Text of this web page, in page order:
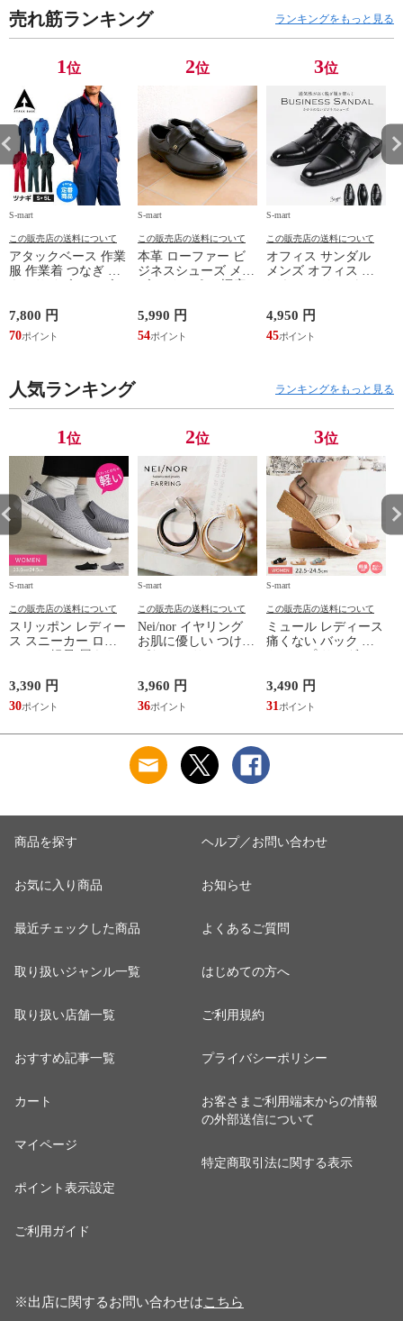
売れ筋ランキング ランキングをもっと見る
1位
S-mart
この販売店の送料について
アタックベース 作業
服 作業着 つなぎ 大
オーバーオール ユニ
フォーム サロペット
整備士 車 バイク 汚
7,800 円
70
2位
S-mart
この販売店の送料について
本革 ローファー ビ
ジネスシューズ メン
3002 3003 3004 3005
5,990 円
54
3位
S-mart
この販売店の送料について
オフィス サンダル
メンズ オフィス ビ
性 つっかけ 履きや
すい 痛くない 室内
履き オフィス履き
ネススリッパ ストレ
ブラック 黒 311 312
4,950 円
45
人気ランキング ランキングをもっと見る
1位
S-mart
この販売店の送料について
スリッポン レディー
ス スニーカー ロー
ォーキング コンフォ
ート シューズ 黒 ブ
ラック グレー 2861
3,390 円
30
2位
S-mart
この販売店の送料について
Nei/nor イヤリング
お肌に優しい つけっ
クセサリー 錆に強い
変色しにくい ネイナ
ー NnER-0021
3,960 円
36
3位
S-mart
この販売店の送料について
ミュール レディース
痛くない バック ス
ェッジソール ニット
厚底 軽量 美脚 疲れ
にくい 歩きやすい
3,490 円
31
商品を探す
お気に入り商品
最近チェックした商品
取り扱いジャンル一覧
取り扱い店舗一覧
おすすめ記事一覧
カート
マイページ
ポイント表示設定
ご利用ガイド
ヘルプ／お問い合わせ
お知らせ
よくあるご質問
はじめての方へ
ご利用規約
プライバシーポリシー
お客さまご利用端末からの情報
の外部送信について
特定商取引法に関する表示
※出店に関するお問い合わせはこちら